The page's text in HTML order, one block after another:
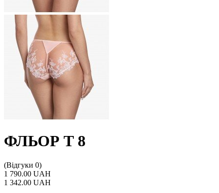
ФЛЬОР Т 8
(Відгуки 0)
1 790.00 UAH
1 342.00 UAH